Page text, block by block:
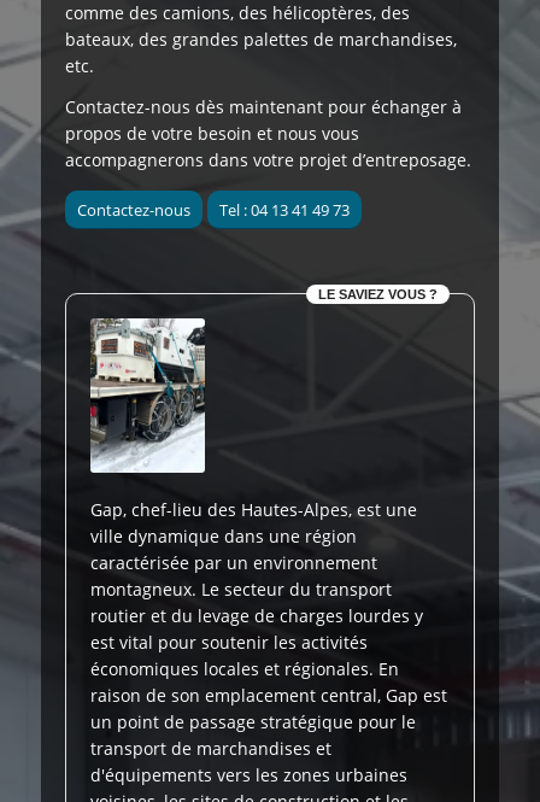
comme des camions, des hélicoptères, des
bateaux, des grandes palettes de marchandises,
etc.
Contactez-nous dès maintenant pour échanger à
propos de votre besoin et nous vous
accompagnerons dans votre projet d’entreposage.
Contactez-nous Tel : 04 13 41 49 73
LE SAVIEZ VOUS ?
Gap, chef-lieu des Hautes-Alpes, est une
ville dynamique dans une région
caractérisée par un environnement
montagneux. Le secteur du transport
routier et du levage de charges lourdes y
est vital pour soutenir les activités
économiques locales et régionales. En
raison de son emplacement central, Gap est
un point de passage stratégique pour le
transport de marchandises et
d'équipements vers les zones urbaines